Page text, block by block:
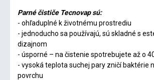
Parné čističe Tecnovap sú:
- ohľaduplné k životnému prostrediu
- jednoducho sa používajú, sú skladné s
dizajnom
- úsporné – na čistenie spotrebujete až o
- vysoká teplota suchej pary zničí baktérie
povrchu